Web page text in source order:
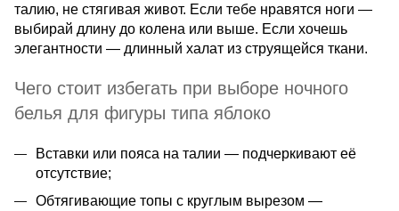
талию, не стягивая живот. Если тебе нравятся ноги —
выбирай длину до колена или выше. Если хочешь
элегантности — длинный халат из струящейся ткани.
Чего стоит избегать при выборе ночного
белья для фигуры типа яблоко
Вставки или пояса на талии — подчеркивают её
отсутствие;
Обтягивающие топы с круглым вырезом —